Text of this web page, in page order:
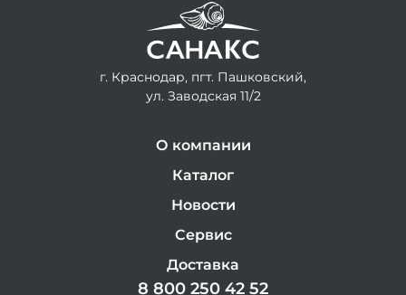
г. Краснодар, пгт. Пашковский,
ул. Заводская 11/2
О компании
Каталог
Новости
Сервис
Доставка
8 800 250 42 52